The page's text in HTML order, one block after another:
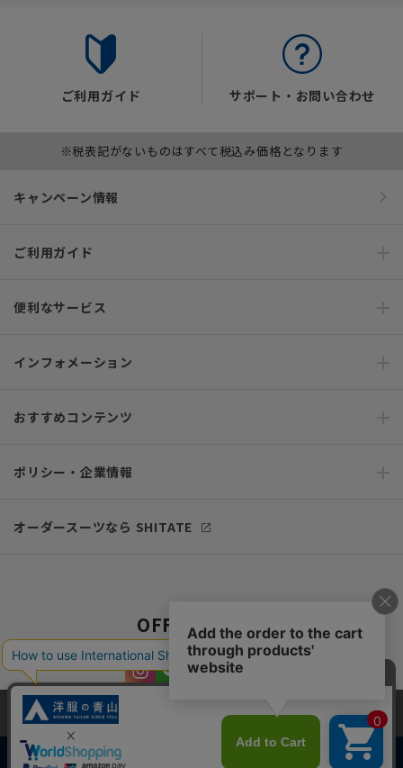
ご利用ガイド サポート・お問い合わせ
※税表記がないものはすべて税込み価格となります
キャンペーン情報
ご利用ガイド
便利なサービス
インフォメーション
おすすめコンテンツ
ポリシー・企業情報
オーダースーツなら SHITATE
OFFICIAL SNS
当サイトでは、快適な閲覧体験とコンテンツ改善のためにCookieを使用
しています。閲覧を続けることで、Cookieの使用に同意したものとみな